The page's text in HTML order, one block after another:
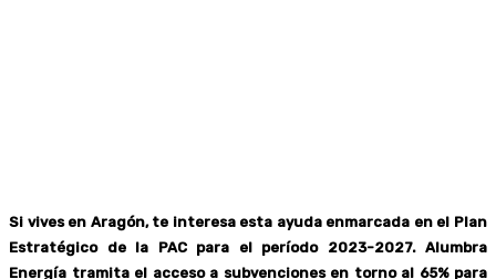
Si vives en Aragón, te interesa esta ayuda enmarcada en el Plan
Estratégico de la PAC para el período 2023-2027. Alumbra
Energía tramita el acceso a subvenciones en torno al 65% para